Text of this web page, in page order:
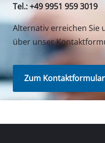
Tel.: +49 9951 959 3019
Alternativ erreichen Sie
über unser
Zum Kontaktformular